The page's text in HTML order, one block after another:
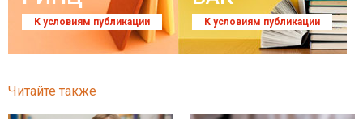
К условиям публикации К условиям публикации
Читайте также